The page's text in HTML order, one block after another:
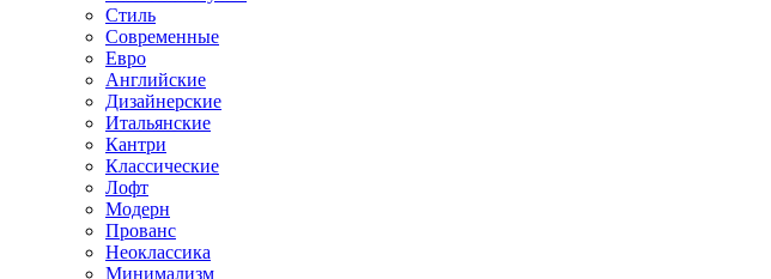
Стиль
Современные
Евро
Английские
Дизайнерские
Итальянские
Кантри
Классические
Лофт
Модерн
Прованс
Неоклассика
Минимализм